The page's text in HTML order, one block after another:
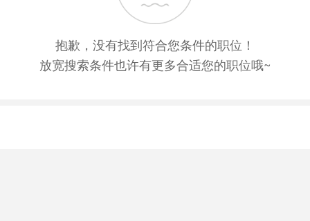
抱歉，没有找到符合您条件的职位！
放宽搜索条件也许有更多合适您的职位哦~